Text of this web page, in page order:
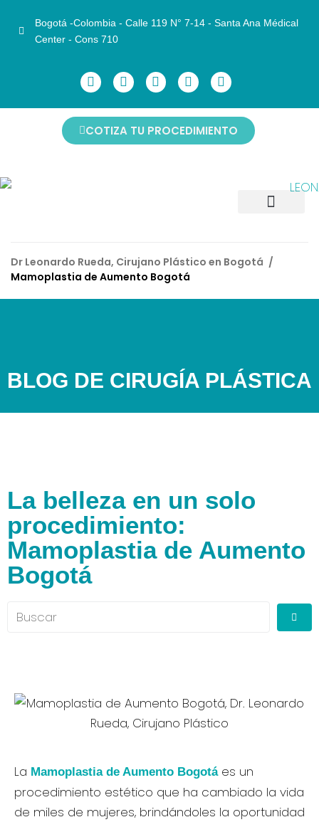
Bogotá -Colombia - Calle 119 N° 7-14 - Santa Ana Médical
Center - Cons 710
COTIZA TU PROCEDIMIENTO
Dr Leonardo Rueda, Cirujano Plástico en Bogotá /
Mamoplastia de Aumento Bogotá
BLOG DE CIRUGÍA PLÁSTICA
La belleza en un solo
procedimiento:
Mamoplastia de Aumento
Bogotá
La Mamoplastia de Aumento Bogotáes un
procedimiento estético que ha cambiado la vida
de miles de mujeres, brindándoles la oportunidad